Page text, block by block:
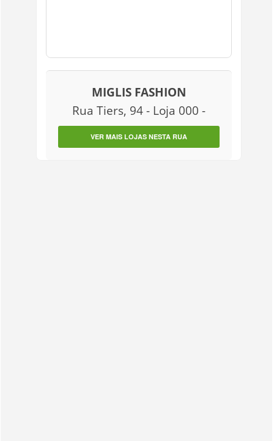
MIGLIS FASHION
Rua Tiers, 94 - Loja 000 -
VER MAIS LOJAS NESTA RUA